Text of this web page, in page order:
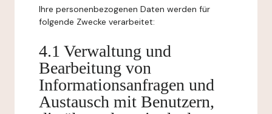
Ihre personenbezogenen Daten werden für
folgende Zwecke verarbeitet:
4.1 Verwaltung und
Bearbeitung von
Informationsanfragen und
Austausch mit Benutzern,